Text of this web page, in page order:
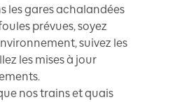
les gares achalandées
prévues, soyez
suivez les
les mises à jour
nos trains et quais